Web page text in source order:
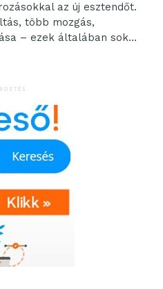
az új esztendőt.
több mozgás,
– ezek általában sok
Vannak,...